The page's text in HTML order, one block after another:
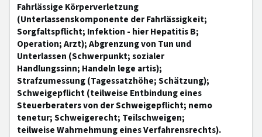
Fahrlässige Körperverletzung
(Unterlassenskomponente der Fahrlässigkeit;
Sorgfaltspflicht; Infektion - hier Hepatitis B;
Operation; Arzt); Abgrenzung von Tun und
Unterlassen (Schwerpunkt; sozialer
Handlungssinn; Handeln lege artis);
Strafzumessung (Tagessatzhöhe; Schätzung);
Schweigepflicht (teilweise Entbindung eines
Steuerberaters von der Schweigepflicht; nemo
tenetur; Schweigerecht; Teilschweigen;
teilweise Wahrnehmung eines Verfahrensrechts).